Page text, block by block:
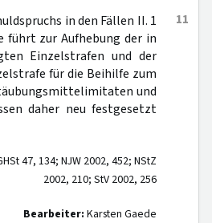
11
in den Fällen II. 1
führt zur Aufhebung der in
Einzelstrafen und der
für die Beihilfe zum
und
daher neu festgesetzt
47, 134; NJW 2002, 452; NStZ
2002, 210; StV 2002, 256
Bearbeiter: Karsten Gaede